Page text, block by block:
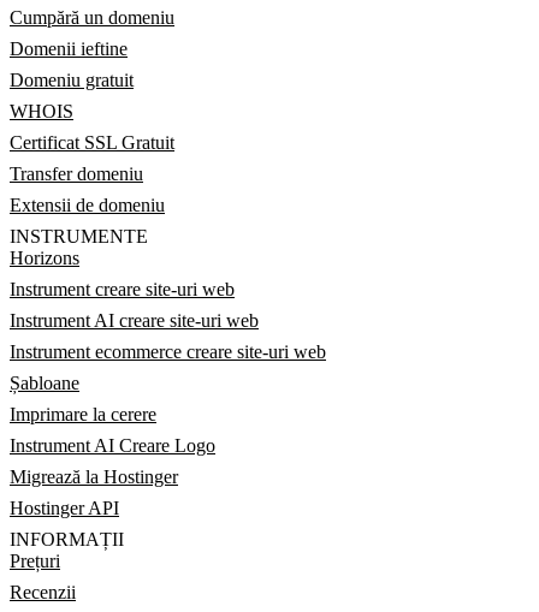
Cumpără un domeniu
Domenii ieftine
Domeniu gratuit
WHOIS
Certificat SSL Gratuit
Transfer domeniu
Extensii de domeniu
INSTRUMENTE
Horizons
Instrument creare site-uri web
Instrument AI creare site-uri web
Instrument ecommerce creare site-uri web
Șabloane
Imprimare la cerere
Instrument AI Creare Logo
Migrează la Hostinger
Hostinger API
INFORMAȚII
Prețuri
Recenzii